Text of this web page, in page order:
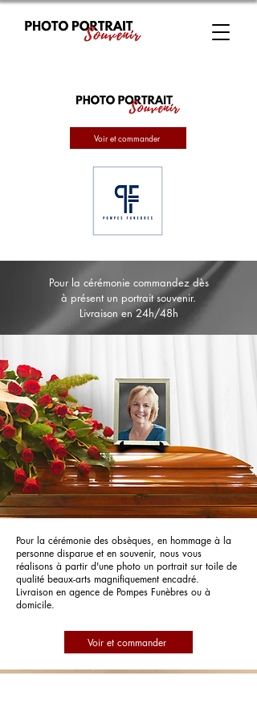
Voir et commander
Pour la cérémonie commandez dès
à présent un portrait souvenir.
Livraison en 24h/48h
Pour la cérémonie des obsèques, en hommage à la
personne disparue et en souvenir, nous vous
réalisons à partir d'une photo un portrait sur toile de
qualité beaux-arts magnifiquement encadré.
Livraison en agence de Pompes Funèbres ou à
domicile.
Voir et commander